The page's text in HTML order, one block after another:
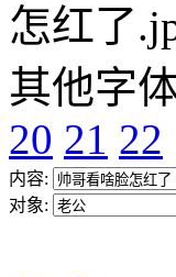
怎红了
其他字体
20 21 22
内容:
对象: